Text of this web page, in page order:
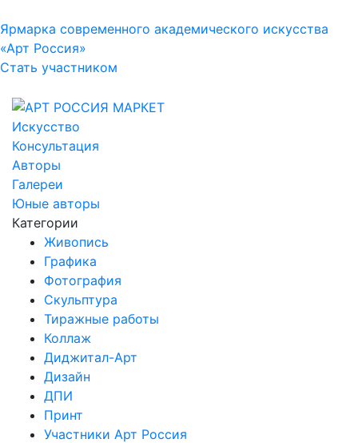
Ярмарка современного академического искусства
«Арт Россия»
Стать участником
Искусство
Консультация
Авторы
Галереи
Юные авторы
Категории
Живопись
Графика
Фотография
Скульптура
Тиражные работы
Коллаж
Диджитал-Арт
Дизайн
ДПИ
Принт
Участники Арт Россия